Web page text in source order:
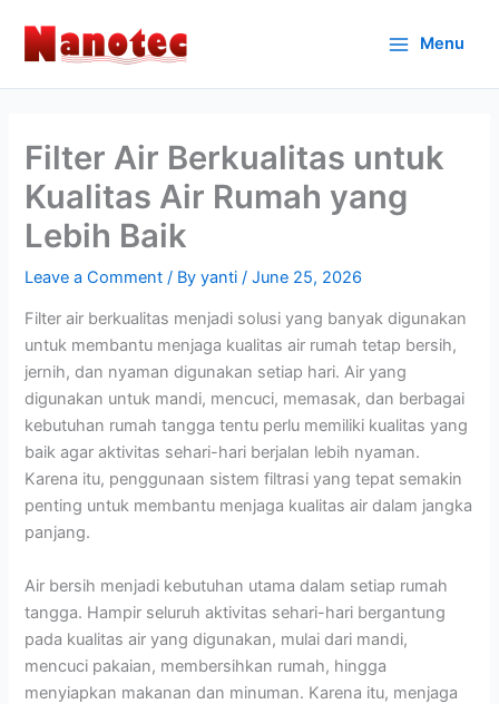
content
Menu
Filter Air Berkualitas untuk
Kualitas Air Rumah yang
Lebih Baik
Leave a Comment / Byyanti/June 25, 2026
Filter air berkualitas menjadi solusi yang banyak digunakan
untuk membantu menjaga kualitas air rumah tetap bersih,
jernih, dan nyaman digunakan setiap hari. Air yang
digunakan untuk mandi, mencuci, memasak, dan berbagai
kebutuhan rumah tangga tentu perlu memiliki kualitas yang
baik agar aktivitas sehari-hari berjalan lebih nyaman.
Karena itu, penggunaan sistem filtrasi yang tepat semakin
penting untuk membantu menjaga kualitas air dalam jangka
panjang.
Air bersih menjadi kebutuhan utama dalam setiap rumah
tangga. Hampir seluruh aktivitas sehari-hari bergantung
pada kualitas air yang digunakan, mulai dari mandi,
mencuci pakaian, membersihkan rumah, hingga
menyiapkan makanan dan minuman. Karena itu, menjaga